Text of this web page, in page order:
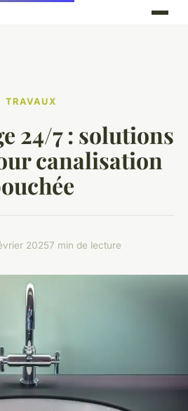
TRAVAUX
24/7 : solutions
canalisation
20257 min de lecture